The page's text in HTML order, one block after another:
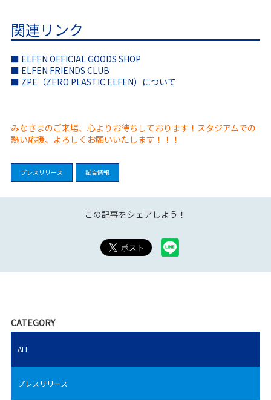
関連リンク
■ ELFEN OFFICIAL GOODS SHOP
■ ELFEN FRIENDS CLUB
■ ZPE（ZERO PLASTIC ELFEN）について
みなさまのご来場、心よりお待ちしております！スタジアムでの
熱い応援、よろしくお願いいたします！！！
プレスリリース 試合情報
この記事をシェアしよう！
CATEGORY
ALL
プレスリリース